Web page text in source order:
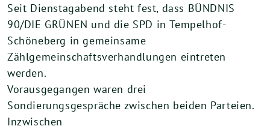
Seit Dienstagabend steht fest, dass BÜNDNIS
90/DIE GRÜNEN und die SPD in Tempelhof-
Schöneberg in gemeinsame
Zählgemeinschaftsverhandlungen eintreten
werden.
Vorausgegangen waren drei
Sondierungsgespräche zwischen beiden Parteien.
Inzwischen